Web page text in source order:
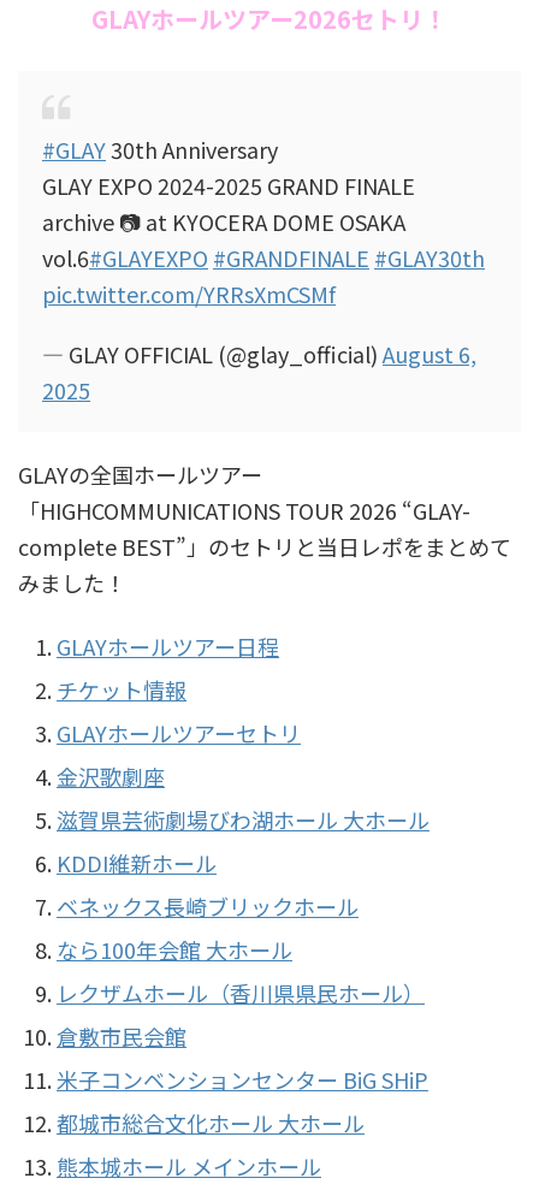
GLAYホールツアー2026セトリ！
#GLAY30th Anniversary
GLAY EXPO 2024-2025 GRAND FINALE
archive 📷 at KYOCERA DOME OSAKA
vol.6#GLAYEXPO #GRANDFINALE #GLAY30th
pic.twitter.com/YRRsXmCSMf
— GLAY OFFICIAL (@glay_official)August 6,
2025
GLAYの全国ホールツアー
「HIGHCOMMUNICATIONS TOUR 2026 “GLAY-
complete BEST”」のセトリと当日レポをまとめて
みました！
GLAYホールツアー日程
チケット情報
GLAYホールツアーセトリ
金沢歌劇座
滋賀県芸術劇場びわ湖ホール 大ホール
KDDI維新ホール
ベネックス長崎ブリックホール
なら100年会館 大ホール
レクザムホール（香川県県民ホール）
倉敷市民会館
米子コンベンションセンター BiG SHiP
都城市総合文化ホール 大ホール
熊本城ホール メインホール